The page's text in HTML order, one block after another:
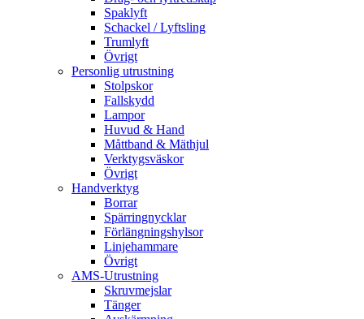
Spaklyft
Schackel / Lyftsling
Trumlyft
Övrigt
Personlig utrustning
Stolpskor
Fallskydd
Lampor
Huvud & Hand
Måttband & Mäthjul
Verktygsväskor
Övrigt
Handverktyg
Borrar
Spärringnycklar
Förlängningshylsor
Linjehammare
Övrigt
AMS-Utrustning
Skruvmejslar
Tänger